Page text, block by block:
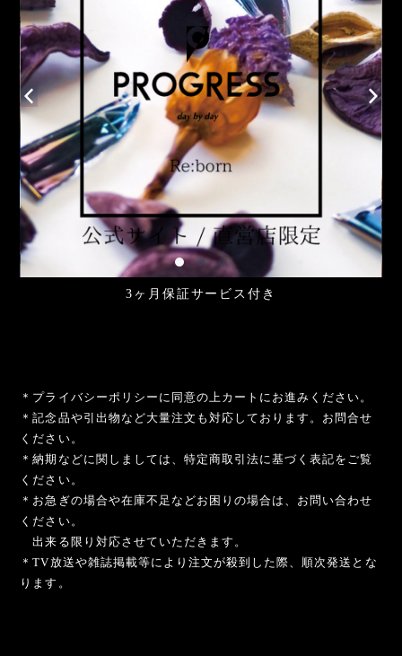
3ヶ月保証サービス付き
＊プライバシーポリシーに同意の上カートにお進みください。
＊記念品や引出物など大量注文も対応しております。お問合せ
ください。
＊納期などに関しましては、特定商取引法に基づく表記をご覧
ください。
＊お急ぎの場合や在庫不足などお困りの場合は、お問い合わせ
ください。
出来る限り対応させていただきます。
＊TV放送や雑誌掲載等により注文が殺到した際、順次発送とな
ります。